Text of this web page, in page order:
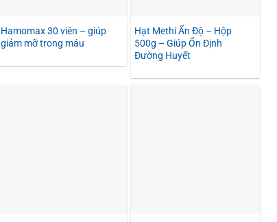
Hamomax 30 viên – giúp
giảm mỡ trong máu
Hạt Methi Ấn Độ – Hộp
500g – Giúp Ổn Định
Đường Huyết